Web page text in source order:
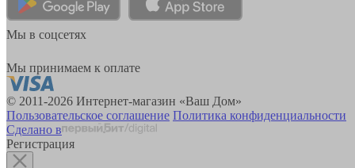
Мы в соцсетях
Мы принимаем к оплате
© 2011-2026 Интернет-магазин «Ваш Дом»
Пользовательское соглашение Политика конфиденциальности
Сделано в
Регистрация